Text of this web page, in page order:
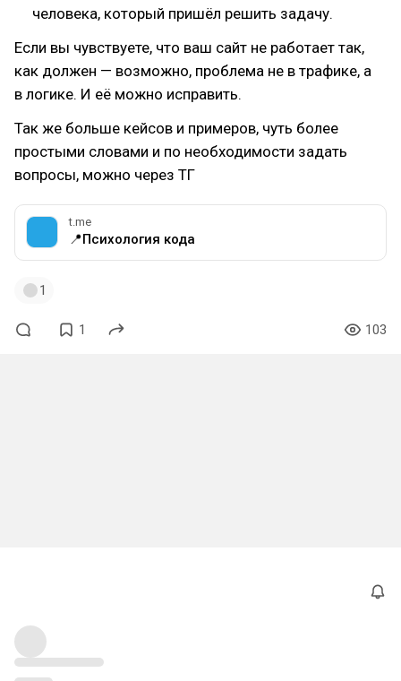
человека, который пришёл решить задачу.
Если вы чувствуете, что ваш сайт не работает так,
как должен — возможно, проблема не в трафике, а
в логике. И её можно исправить.
Так же больше кейсов и примеров, чуть более
простыми словами и по необходимости задать
вопросы, можно через ТГ
t.me
📍Психология кода
1
1 103